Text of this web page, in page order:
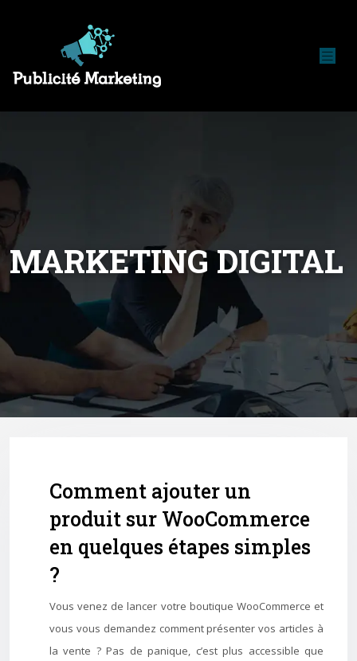
MARKETING DIGITAL
Comment ajouter un
produit sur WooCommerce
en quelques étapes simples
?
Vous venez de lancer votre boutique WooCommerce et
vous vous demandez comment présenter vos articles à
la vente ? Pas de panique, c’est plus accessible que